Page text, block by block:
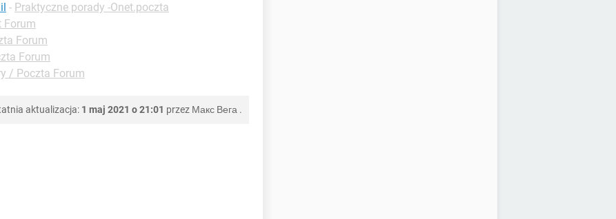
- Praktyczne porady -Onet.poczta
Forum
Forum
Forum
/ Poczta Forum
aktualizacja: 1 maj 2021 o 21:01 przez Макс Вега .